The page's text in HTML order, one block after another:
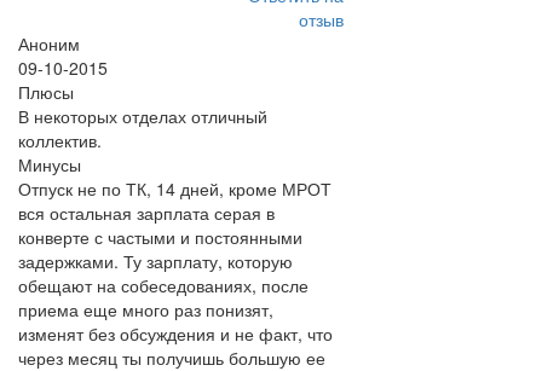
отзыв
Аноним
09-10-2015
Плюсы
В некоторых отделах отличный
коллектив.
Минусы
Отпуск не по ТК, 14 дней, кроме МРОТ
вся остальная зарплата серая в
конверте с частыми и постоянными
задержками. Ту зарплату, которую
обещают на собеседованиях, после
приема еще много раз понизят,
изменят без обсуждения и не факт, что
через месяц ты получишь большую ее